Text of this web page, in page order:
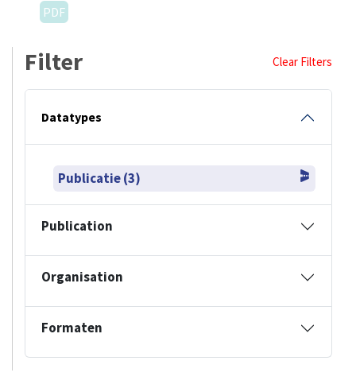
PDF
Filter Clear Filters
Datatypes
Publicatie (3)
Publication
Organisation
Formaten